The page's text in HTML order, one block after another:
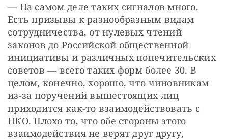
— На самом деле таких сигналов много.
Есть призывы к разнообразным видам
сотрудничества, от нулевых чтений
законов до Российской общественной
инициативы и различных попечительских
советов — всего таких форм более 30. В
целом, конечно, хорошо, что чиновникам
из-за поручений вышестоящих лиц
приходится как-то взаимодействовать с
НКО. Плохо то, что обе стороны этого
взаимодействия не верят друг другу,